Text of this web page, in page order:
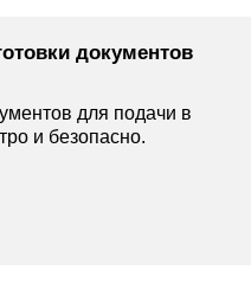
документов
для подачи в
и безопасно.